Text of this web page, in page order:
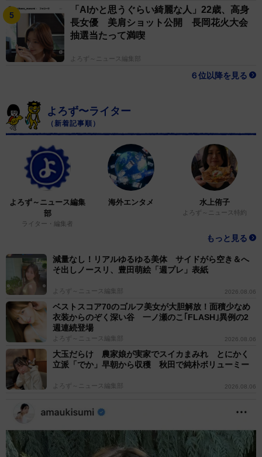
「AIかと思うぐらい綺麗な人」22歳、高身
長女優 美肩ショット公開 長岡花火大会
抽選当たって満喫
よろず～ニュース編集部
６位以降を見る
よろず〜ライター
（新着記事順）
よろず～ニュース編集
部
ライター・編集者
海外エンタメ 水上侑子
よろず～ニュース特約
もっと見る
減量なし！リアルゆるゆる美体 サイドがら空き＆へ
そ出しノースリ、豊田萌絵「週プレ」表紙
よろず～ニュース編集部 2026.08.06
ベストスコア70のゴルフ美女が大胆解放！面積少なめ
衣装からのぞく深い谷 一ノ瀬のこ｢FLASH｣異例の2
週連続登場
よろず～ニュース編集部 2026.08.06
大玉だらけ 農家娘が実家でスイカまみれ とにかく
立派「でか」早朝から収穫 秋田で純朴ボリューミー
よろず～ニュース編集部 2026.08.06